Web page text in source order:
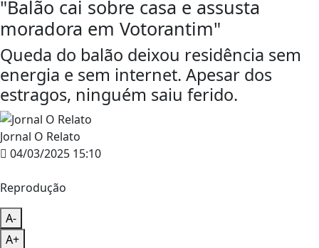
"Balão cai sobre casa e assusta
moradora em Votorantim"
Queda do balão deixou residência sem
energia e sem internet. Apesar dos
estragos, ninguém saiu ferido.
Jornal O Relato
04/03/2025 15:10
Reprodução
A-
A+